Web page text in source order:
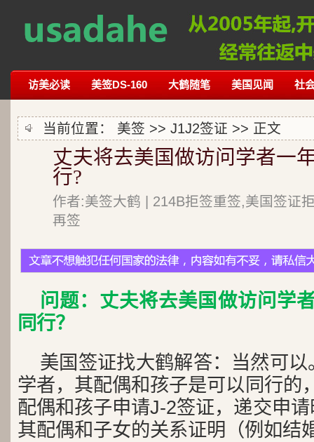
访美必读 美签DS-160 大鹤随笔 美国见闻 社
当前位置： 美签 >> J1J2签证 >> 正文
丈夫将去美国做访问学者一
行?
作者:美签大鹤 | 214B拒签重签,美国签证
再签
问题：丈夫将去美国做访问学
同行？
美国签证找大鹤解答：当然可
学者，其配偶和孩子是可以同行的
配偶和孩子申请J-2签证，递交申
其配偶和子女的关系证明（例如结